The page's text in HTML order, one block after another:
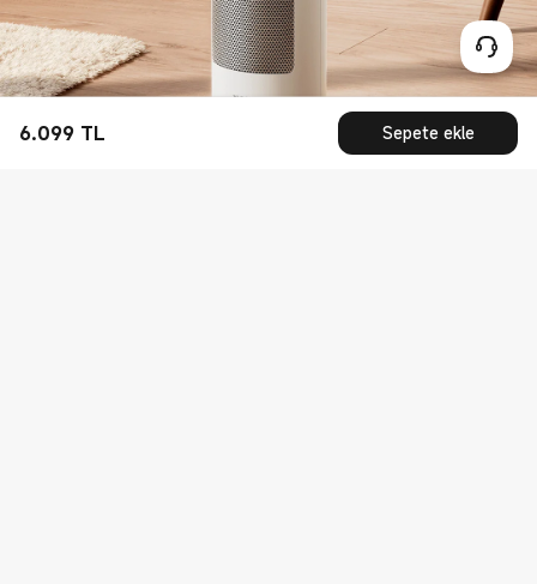
6.099 TL
Current Price TL6099 Sepete ekle